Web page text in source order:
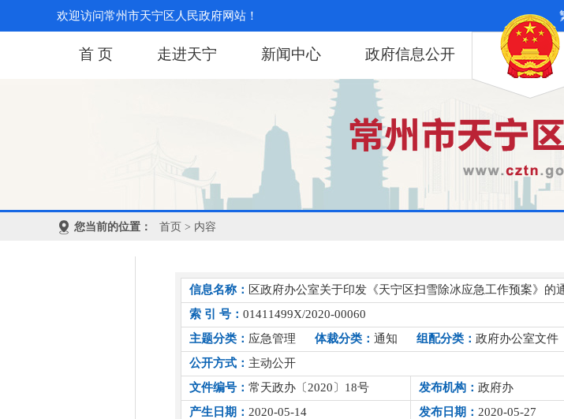
欢迎访问常州市天宁区人民政府网站！
首 页 走进天宁 新闻中心 政府信息公开
您当前的位置： 首页 > 内容
信息名称： 区政府办公室关于印发《天宁区扫雪除冰应急工作预案》的
索 引 号： 01411499X/2020-00060
主题分类： 应急管理 体裁分类： 通知 组配分类： 政府办公室文件
公开方式： 主动公开
文件编号： 常天政办〔2020〕18号 发布机构： 政府办
产生日期： 2020-05-14 发布日期： 2020-05-27